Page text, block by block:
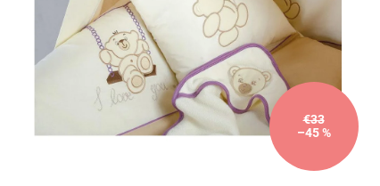
€33
–45 %